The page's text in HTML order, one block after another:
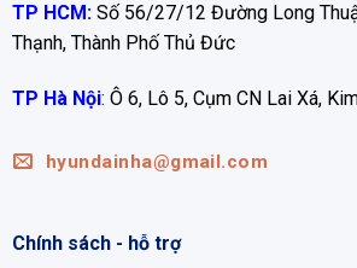
TP HCM: Số 56/27/12 Đường Long
Thạnh, Thành Phố Thủ Đức
TP Hà Nội: Ô 6, Lô 5, Cụm CN Lai Xá,
hyundainha@gmail.com
Chính sách - hỗ trợ